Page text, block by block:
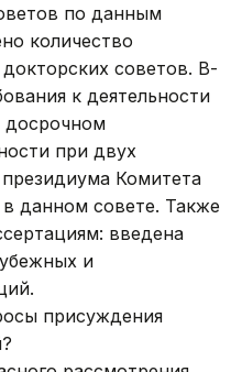
по данным
количество
советов. В-
к деятельности
досрочном
при двух
Комитета
данном совете. Также
введена
и
присуждения